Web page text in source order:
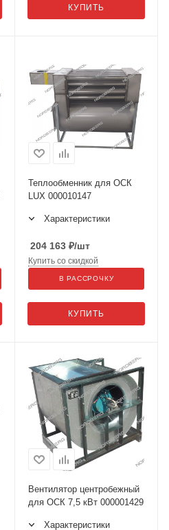
КУПИТЬ
Теплообменник для ОСК
LUX 000010147
Характеристики
204 163 ₽/шт
КУПИТЬ
Купить со скидкой
В РАССРОЧКУ
Вентилятор центробежный
для ОСК 7,5 кВт 000001429
Характеристики